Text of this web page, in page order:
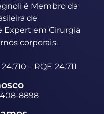
é Membro da
de
Expert em Cirurgia
corporais.
– RQE 24.711
8898